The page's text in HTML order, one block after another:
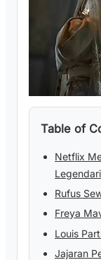
Table of
Netflix
Rufus
Freya
Louis
Jajaran